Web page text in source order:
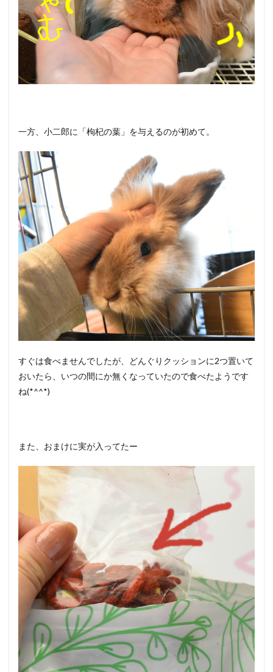
一方、小二郎に「枸杞の葉」を与えるのが初めて。
すぐは食べませんでしたが、どんぐりクッションに2つ置いて
おいたら、いつの間にか無くなっていたので食べたようです
ね(*^^*)
また、おまけに実が入ってたー